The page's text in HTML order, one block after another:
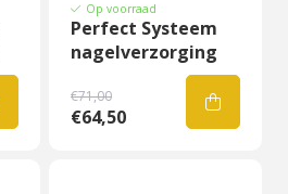
Op voorraad
Perfect Systeem
nagelverzorging
€71,00
€64,50